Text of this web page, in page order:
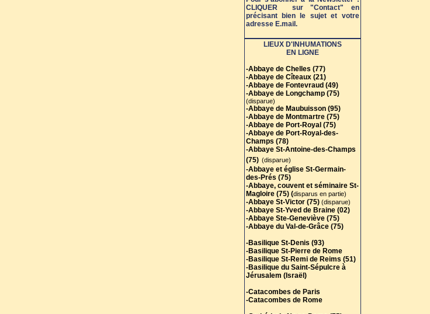
CLIQUER sur "Contact" en
précisant bien le sujet et votre
adresse E.mail.
LIEUX D'INHUMATIONS
EN LIGNE
-Abbaye de Chelles (77)
-Abbaye de Cîteaux (21)
-Abbaye de Fontevraud (49)
-Abbaye de Longchamp (75)
(disparue)
-Abbaye de Maubuisson (95)
-Abbaye de Montmartre (75)
-Abbaye de Port-Royal (75)
-Abbaye de Port-Royal-des-
Champs (78)
-Abbaye St-Antoine-des-Champs
(75) (disparue)
-Abbaye et église St-Germain-
des-Prés (75)
-Abbaye, couvent et séminaire St-
Magloire (75) (disparus en partie)
-Abbaye St-Victor (75) (disparue)
-Abbaye St-Yved de Braine (02)
-Abbaye Ste-Geneviève (75)
-Abbaye du Val-de-Grâce (75)
-Basilique St-Denis (93)
-Basilique St-Pierre de Rome
-Basilique St-Remi de Reims (51)
-Basilique du Saint-Sépulcre à
Jérusalem (Israël)
-Catacombes de Paris
-Catacombes de Rome